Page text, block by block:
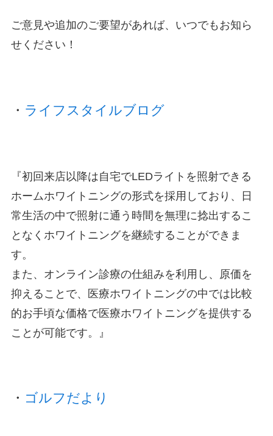
ご意見や追加のご要望があれば、いつでもお知ら
せください！
・ ライフスタイルブログ
『初回来店以降は自宅でLEDライトを照射できる
ホームホワイトニングの形式を採用しており、日
常生活の中で照射に通う時間を無理に捻出するこ
となくホワイトニングを継続することができま
す。
また、オンライン診療の仕組みを利用し、原価を
抑えることで、医療ホワイトニングの中では比較
的お手頃な価格で医療ホワイトニングを提供する
ことが可能です。』
・ ゴルフだより